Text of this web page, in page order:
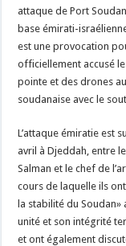
attaque de Port
base émirati-
est une provocation
officiellement accusé
pointe et des drones
soudanaise avec le
L’attaque émiratie est
avril à Djeddah, entre
Salman et le chef de
cours de laquelle ils
la stabilité du
unité et son intégrité
et ont également